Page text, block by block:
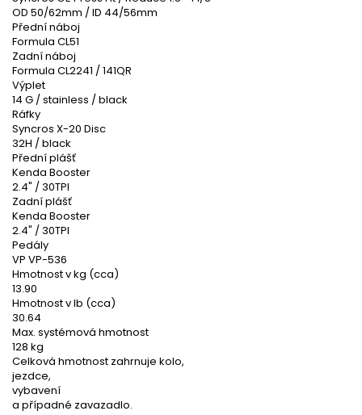
OD 50/62mm / ID 44/56mm
Přední náboj
Formula CL51
Zadní náboj
Formula CL2241 / 141QR
Výplet
14 G / stainless / black
Ráfky
Syncros X-20 Disc
32H / black
Přední plášť
Kenda Booster
2.4" / 30TPI
Zadní plášť
Kenda Booster
2.4" / 30TPI
Pedály
VP VP-536
Hmotnost v kg (cca)
13.90
Hmotnost v lb (cca)
30.64
Max. systémová hmotnost
128 kg
Celková hmotnost zahrnuje kolo,
jezdce,
vybavení
a případné zavazadlo.